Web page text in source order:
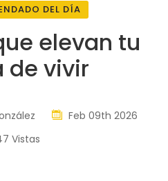
DEL DÍA
elevan tu
de vivir
Feb 09th 2026
Vistas